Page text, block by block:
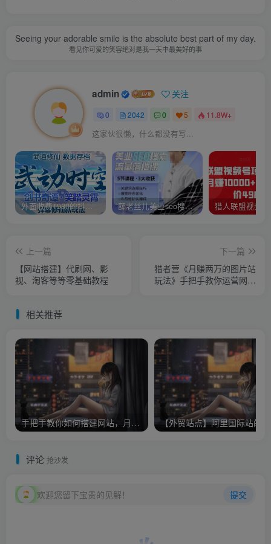
Seeing your adorable smile is the absolute best part of my day.
看见你可爱的笑容绝对是我一天中最美好的事
admin 关注
0 2042 0 5 11.8W+
这家伙很懒，什么都没有写...
外面收费1980的抖音武动时空直播项目，无需真人出镜，实时互动直播【软件+详细教程】 薛老丝儿美业seo搜索流量落地课，一周暴涨20w粉丝，全干货讲解
上一篇
【网站搭建】代刷网、影
视、淘客等等零基础教程
下一篇
猎者营《月赚两万的图片站
玩法》手把手教你运营网站
相关推荐
手把手教你如何搭建网站，月收入5000全套教程实战教程（附带插件）
评论 抢沙发
欢迎您留下宝贵的见解！ 提交